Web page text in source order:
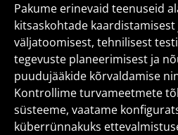
Pakume erinevaid teenuseid
kitsaskohtade
väljatoomisest, tehnilisest
tegevuste planeerimisest ja
puudujääkide kõrvaldamise
Kontrollime turvameetmete
süsteeme, vaatame
küberrünnakuks